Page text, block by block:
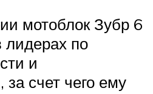
мотоблок Зубр 6
лидерах по
и
счет чего ему